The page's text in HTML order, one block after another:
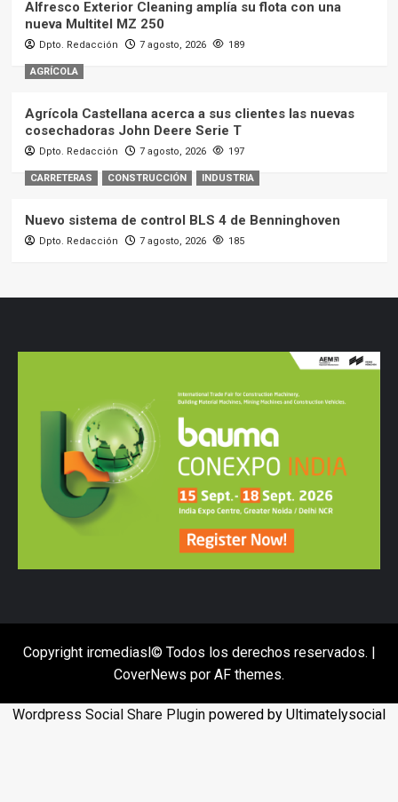
Alfresco Exterior Cleaning amplía su flota con una
nueva Multitel MZ 250
Dpto. Redacción 7 agosto, 2026 189
AGRÍCOLA
Agrícola Castellana acerca a sus clientes las nuevas
cosechadoras John Deere Serie T
Dpto. Redacción 7 agosto, 2026 197
CARRETERAS CONSTRUCCIÓN INDUSTRIA
Nuevo sistema de control BLS 4 de Benninghoven
Dpto. Redacción 7 agosto, 2026 185
Copyright ircmediasl© Todos los derechos reservados. |
CoverNews por AF themes.
Wordpress Social Share Plugin powered by Ultimatelysocial